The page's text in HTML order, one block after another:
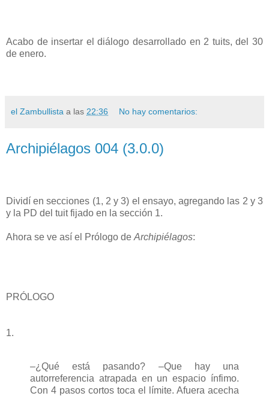
Acabo de insertar el diálogo desarrollado en 2 tuits, del 30
de enero.
el Zambullista a las 22:36 No hay comentarios:
Archipiélagos 004 (3.0.0)
Dividí en secciones (1, 2 y 3) el ensayo, agregando las 2 y 3
y la PD del tuit fijado en la sección 1.
Ahora se ve así el Prólogo de Archipiélagos:
PRÓLOGO
1.
–¿Qué está pasando? –Que hay una
autorreferencia atrapada en un espacio ínfimo.
Con 4 pasos cortos toca el límite. Afuera acecha